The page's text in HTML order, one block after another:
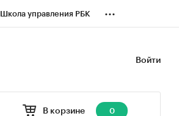
Школа управления РБК ...
Войти
В корзине 0